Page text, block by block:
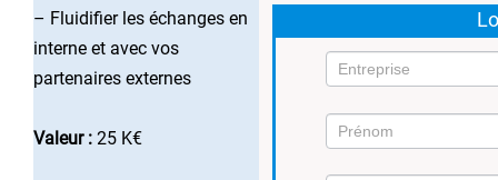
– Fluidifier les échanges en
interne et avec vos
partenaires externes
Valeur : 25 K€